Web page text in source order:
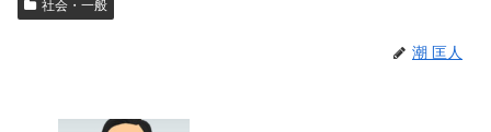
社会・一般
潮 匡人